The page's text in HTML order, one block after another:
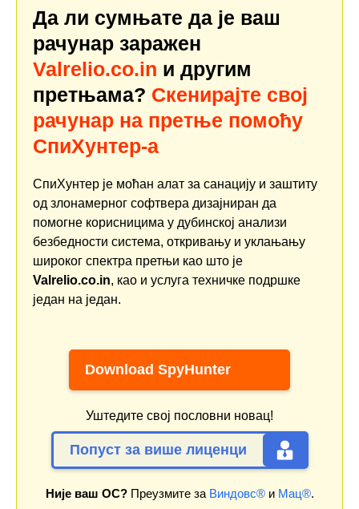
Да ли сумњате да је ваш
рачунар заражен
Valrelio.co.in и другим
претњама? Скенирајте свој
рачунар на претње помоћу
СпиХунтер-а
СпиХунтер је моћан алат за санацију и заштиту
од злонамерног софтвера дизајниран да
помогне корисницима у дубинској анализи
безбедности система, откривању и уклањању
широког спектра претњи као што је
Valrelio.co.in, као и услуга техничке подршке
један на један.
Download SpyHunter
Уштедите свој пословни новац!
Попуст за више лиценци
Није ваш ОС?Преузмите за Виндовс®и Мац®.